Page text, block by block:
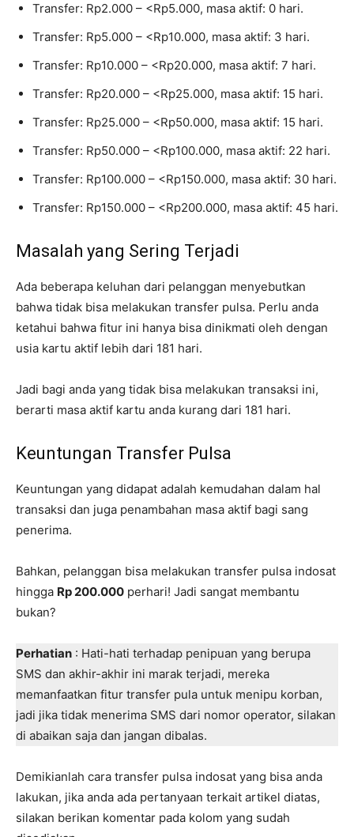
Transfer: Rp2.000 – <Rp5.000, masa aktif: 0 hari.
Transfer: Rp5.000 – <Rp10.000, masa aktif: 3 hari.
Transfer: Rp10.000 – <Rp20.000, masa aktif: 7 hari.
Transfer: Rp20.000 – <Rp25.000, masa aktif: 15 hari.
Transfer: Rp25.000 – <Rp50.000, masa aktif: 15 hari.
Transfer: Rp50.000 – <Rp100.000, masa aktif: 22 hari.
Transfer: Rp100.000 – <Rp150.000, masa aktif: 30 hari.
Transfer: Rp150.000 – <Rp200.000, masa aktif: 45 hari.
Masalah yang Sering Terjadi
Ada beberapa keluhan dari pelanggan menyebutkan
bahwa tidak bisa melakukan transfer pulsa. Perlu anda
ketahui bahwa fitur ini hanya bisa dinikmati oleh dengan
usia kartu aktif lebih dari 181 hari.
Jadi bagi anda yang tidak bisa melakukan transaksi ini,
berarti masa aktif kartu anda kurang dari 181 hari.
Keuntungan Transfer Pulsa
Keuntungan yang didapat adalah kemudahan dalam hal
transaksi dan juga penambahan masa aktif bagi sang
penerima.
Bahkan, pelanggan bisa melakukan transfer pulsa indosat
hingga Rp 200.000 perhari! Jadi sangat membantu
bukan?
Perhatian : Hati-hati terhadap penipuan yang berupa
SMS dan akhir-akhir ini marak terjadi, mereka
memanfaatkan fitur transfer pula untuk menipu korban,
jadi jika tidak menerima SMS dari nomor operator, silakan
di abaikan saja dan jangan dibalas.
Demikianlah cara transfer pulsa indosat yang bisa anda
lakukan, jika anda ada pertanyaan terkait artikel diatas,
silakan berikan komentar pada kolom yang sudah